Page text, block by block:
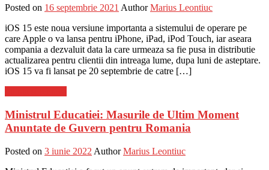
Posted on 16 septembrie 2021 Author Marius Leontiuc
iOS 15 este noua versiune importanta a sistemului de operare pe
care Apple o va lansa pentru iPhone, iPad, iPod Touch, iar aseara
compania a dezvaluit data la care urmeaza sa fie pusa in distributie
actualizarea pentru clientii din intreaga lume, dupa luni de asteptare.
iOS 15 va fi lansat pe 20 septembrie de catre […]
Ministrul Educatiei: Masurile de Ultim Moment
Anuntate de Guvern pentru Romania
Posted on 3 iunie 2022 Author Marius Leontiuc